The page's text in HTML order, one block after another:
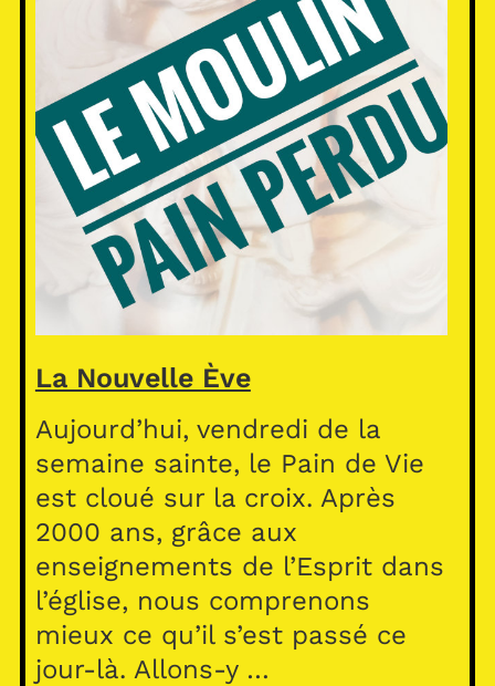
La Nouvelle Ève
Aujourd’hui, vendredi de la
semaine sainte, le Pain de Vie
est cloué sur la croix. Après
2000 ans, grâce aux
enseignements de l’Esprit dans
l’église, nous comprenons
mieux ce qu’il s’est passé ce
jour-là. Allons-y …